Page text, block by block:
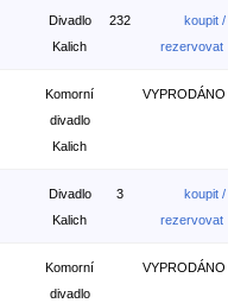
Divadlo
Kalich
232
koupit /
rezervovat
Komorní
divadlo
Kalich
VYPRODÁNO
Divadlo
Kalich
3
koupit /
rezervovat
Komorní
divadlo
VYPRODÁNO